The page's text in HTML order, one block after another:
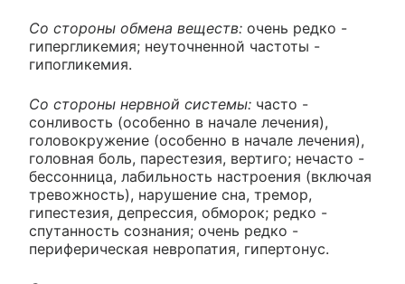
Со стороны обмена веществ: очень редко -
гипергликемия; неуточненной частоты -
гипогликемия.
Со стороны нервной системы: часто -
сонливость (особенно в начале лечения),
головокружение (особенно в начале лечения),
головная боль, парестезия, вертиго; нечасто -
бессонница, лабильность настроения (включая
тревожность), нарушение сна, тремор,
гипестезия, депрессия, обморок; редко -
спутанность сознания; очень редко -
периферическая невропатия, гипертонус.